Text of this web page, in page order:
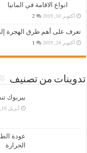
انواع الاقامة في المانيا
أكتوبر 10, 2019 2
تعرف على أهم طرق الهجرة إلى
أكتوبر 24, 2019 1
تدوينات من تصنيف
بيربوك
أبريل 19, 2024
عودة
الحرارة